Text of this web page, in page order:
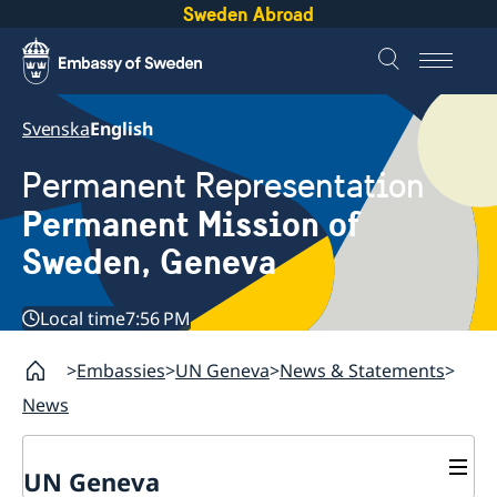
Sweden Abroad
SvenskaEnglish
Permanent Representation
Permanent Mission of
Sweden, Geneva
Local time7:56 PM
Embassies UN Geneva News & Statements
News
UN Geneva